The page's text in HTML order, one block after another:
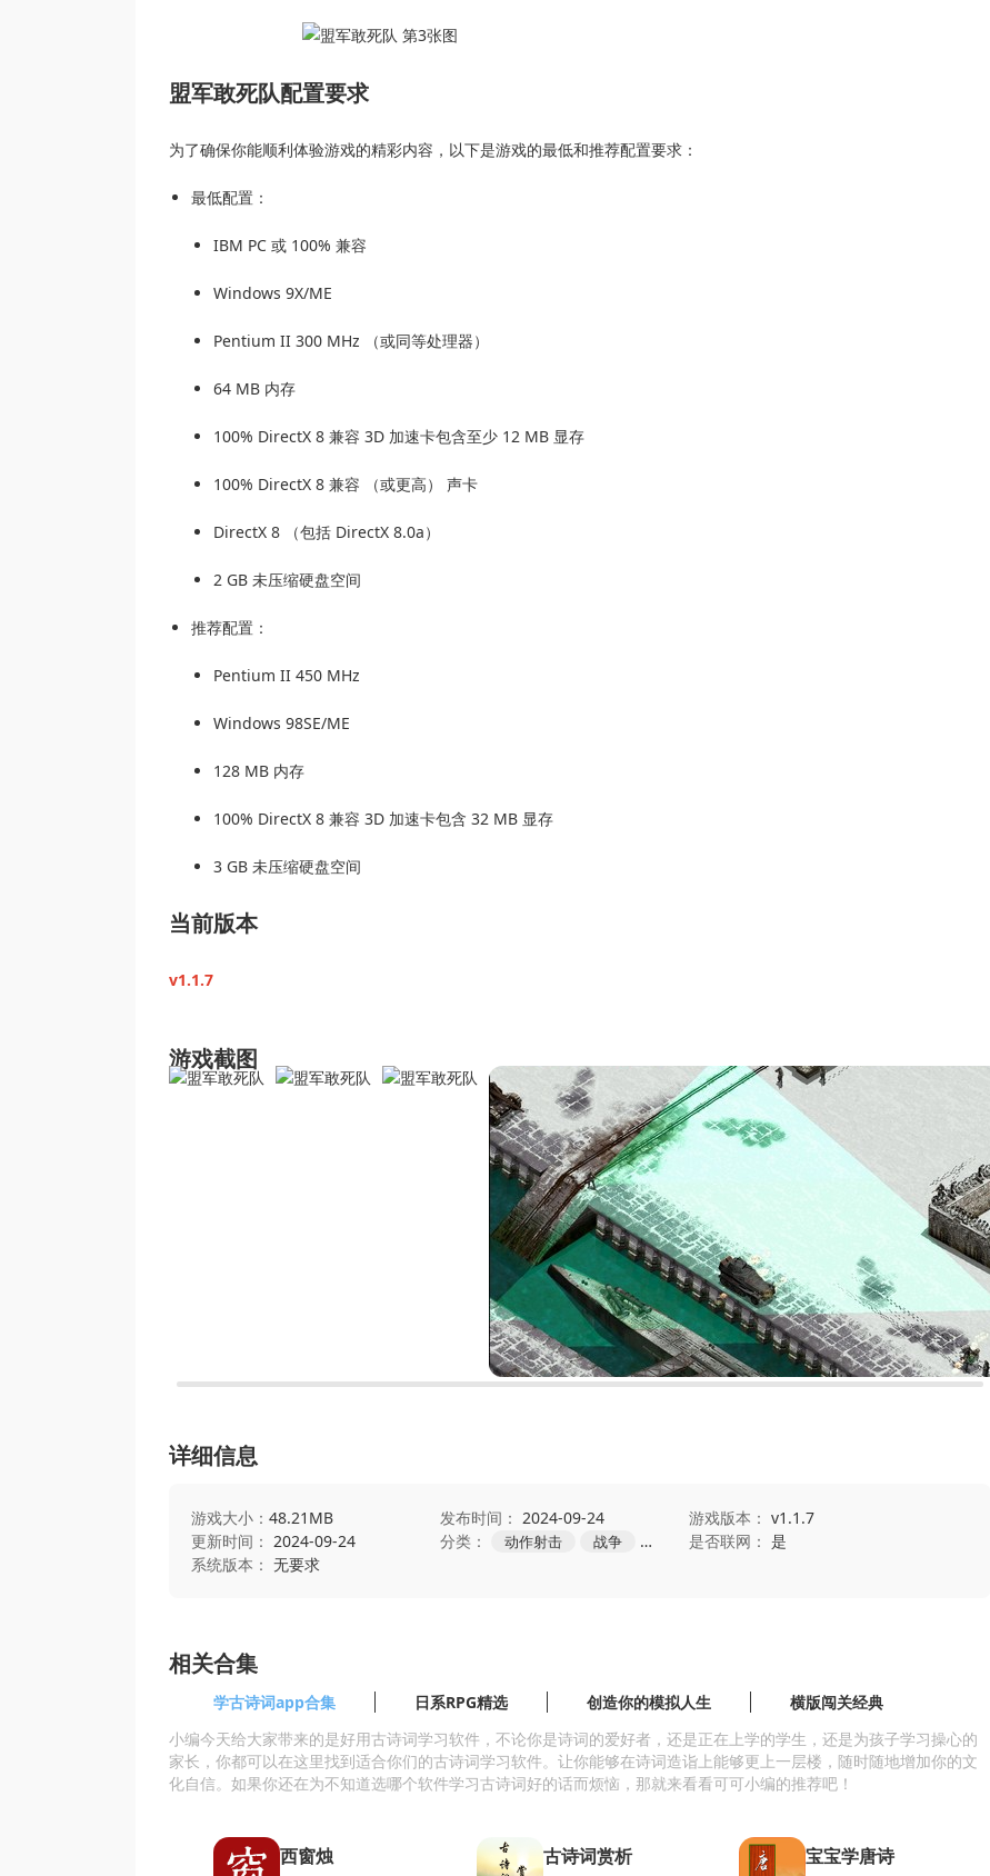
盟军敢死队配置要求
为了确保你能顺利体验游戏的精彩内容，以下是游戏的最低和推荐配置要求：
最低配置：
IBM PC 或 100% 兼容
Windows 9X/ME
Pentium II 300 MHz （或同等处理器）
64 MB 内存
100% DirectX 8 兼容 3D 加速卡包含至少 12 MB 显存
100% DirectX 8 兼容 （或更高） 声卡
DirectX 8 （包括 DirectX 8.0a）
2 GB 未压缩硬盘空间
推荐配置：
Pentium II 450 MHz
Windows 98SE/ME
128 MB 内存
100% DirectX 8 兼容 3D 加速卡包含 32 MB 显存
3 GB 未压缩硬盘空间
当前版本
v1.1.7
游戏截图
详细信息
游戏大小： 48.21MB 发布时间： 2024-09-24 游戏版本： v1.1.7
更新时间： 2024-09-24 分类： 动作射击 战争 是否联网： 是
系统版本： 无要求
相关合集
学古诗词app合集 日系RPG精选 创造你的模拟人生
横版闯关经典
小编今天给大家带来的是好用古诗词学习软件，不论你是诗词的爱好者，还是正在上学的学生，还是为孩子学习操心的
家长，你都可以在这里找到适合你们的古诗词学习软件。让你能够在诗词造诣上能够更上一层楼，随时随地增加你的文
化自信。如果你还在为不知道选哪个软件学习古诗词好的话而烦恼，那就来看看可可小编的推荐吧！
西窗烛 古诗词赏析 宝宝学唐诗